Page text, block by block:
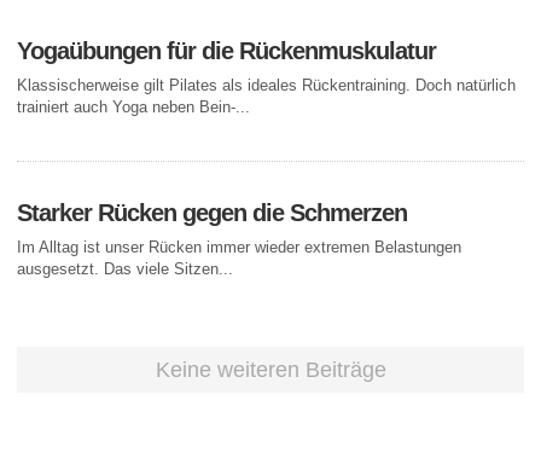
Yogaübungen für die Rückenmuskulatur
Klassischerweise gilt Pilates als ideales Rückentraining. Doch natürlich
trainiert auch Yoga neben Bein-...
Starker Rücken gegen die Schmerzen
Im Alltag ist unser Rücken immer wieder extremen Belastungen
ausgesetzt. Das viele Sitzen...
Keine weiteren Beiträge